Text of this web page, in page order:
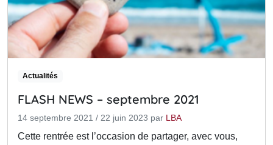
Actualités
FLASH NEWS – septembre 2021
14 septembre 2021 / 22 juin 2023 par LBA
Cette rentrée est l’occasion de partager, avec vous,